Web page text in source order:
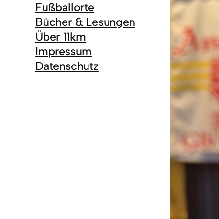
Fußballorte
Bücher & Lesungen
Über 11km
Impressum
Datenschutz